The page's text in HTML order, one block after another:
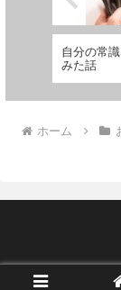
自分の常
みた話
ホーム